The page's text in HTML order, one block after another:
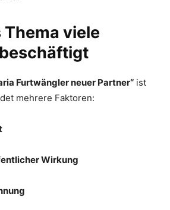
viele
Furtwängler neuer Partner“ ist
mehrere Faktoren:
Wirkung